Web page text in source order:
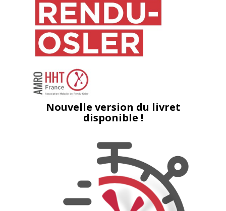
Nouvelle version du livret
disponible !